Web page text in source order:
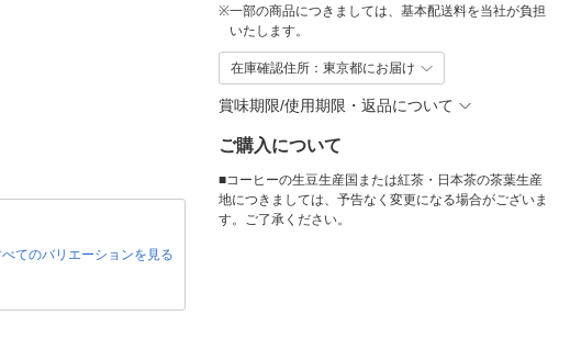
てのバリエーションを見る
※一部の商品につきましては、基本配送料を当社が負担
いたします。
在庫確認住所：東京都にお届け
賞味期限/使用期限・返品について
ご購入について
■コーヒーの生豆生産国または紅茶・日本茶の茶葉生産
地につきましては、予告なく変更になる場合がございま
す。ご了承ください。